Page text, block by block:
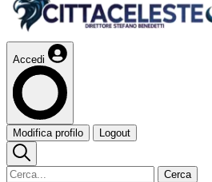
Accedi
Modifica profilo Logout
Cerca